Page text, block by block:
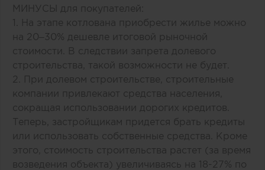
МИНУСЫ для покупателей:
1. На этапе котлована приобрести жилье можно
на 20–30% дешевле итоговой рыночной
стоимости. В следствии запрета долевого
строительства, такой возможности не будет.
2. При долевом строительстве, строительные
компании привлекают средства населения,
сокращая использовании дорогих кредитов.
Теперь, застройщикам придется брать кредиты
или использовать собственные средства. Кроме
этого, стоимость строительства растет (за время
возведения объекта) увеличиваясь на 18-27% по